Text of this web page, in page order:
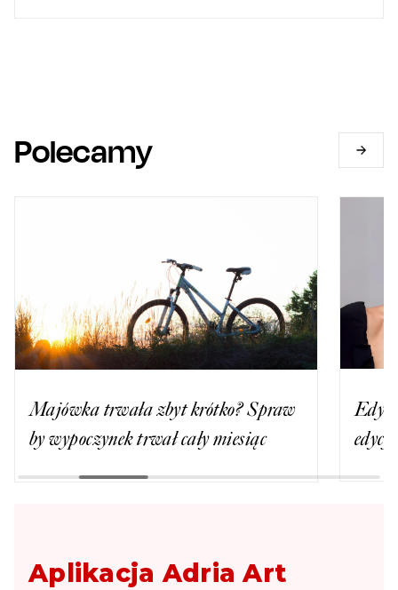
Polecamy
Majówka trwała zbyt krótko? Spraw
by wypoczynek trwał cały miesiąc
Aplikacja Adria Art